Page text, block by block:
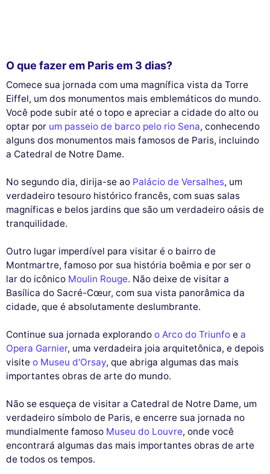
O que fazer em Paris em 3 dias?
Comece sua jornada com uma magnífica vista da Torre
Eiffel, um dos monumentos mais emblemáticos do mundo.
Você pode subir até o topo e apreciar a cidade do alto ou
optar por um passeio de barco pelo rio Sena, conhecendo
alguns dos monumentos mais famosos de Paris, incluindo
a Catedral de Notre Dame.
No segundo dia, dirija-se ao Palácio de Versalhes, um
verdadeiro tesouro histórico francês, com suas salas
magníficas e belos jardins que são um verdadeiro oásis de
tranquilidade.
Outro lugar imperdível para visitar é o bairro de
Montmartre, famoso por sua história boêmia e por ser o
lar do icônico Moulin Rouge. Não deixe de visitar a
Basílica do Sacré-Cœur, com sua vista panorâmica da
cidade, que é absolutamente deslumbrante.
Continue sua jornada explorando o Arco do Triunfo e a
Opera Garnier, uma verdadeira joia arquitetônica, e depois
visite o Museu d'Orsay, que abriga algumas das mais
importantes obras de arte do mundo.
Não se esqueça de visitar a Catedral de Notre Dame, um
verdadeiro símbolo de Paris, e encerre sua jornada no
mundialmente famoso Museu do Louvre, onde você
encontrará algumas das mais importantes obras de arte
de todos os tempos.